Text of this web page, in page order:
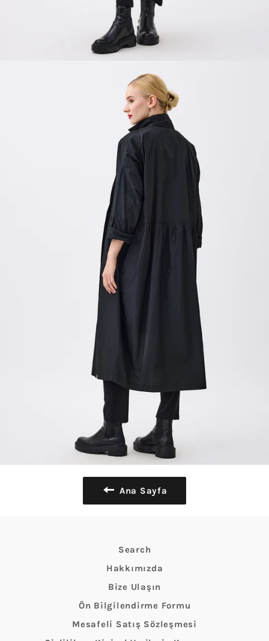
Ana Sayfa
Search
Hakkımızda
Bize Ulaşın
Ön Bilgilendirme Formu
Mesafeli Satış Sözleşmesi